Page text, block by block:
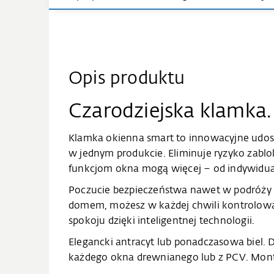
Opis produktu
Czarodziejska klamka.
Klamka okienna smart to innowacyjne
w jednym produkcie. Eliminuje ryzyko
funkcjom okna mogą więcej – od
Poczucie bezpieczeństwa nawet w
domem, możesz w każdej chwili
spokoju dzięki inteligentnej technologii.
Elegancki antracyt lub ponadczasowa biel.
każdego okna drewnianego lub z PCV.